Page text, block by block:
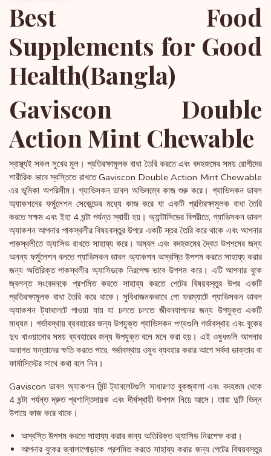
Best Food
Supplements for Good
Health(Bangla)
Gaviscon Double
Action Mint Chewable
স্বাস্থ্যই সকল সুখের মূল। প্রতিরক্ষামূলক বাধা তৈরি করতে এবং বদহজমের সময় রোগীদের
শারীরিক ভাবে স্বস্তিতে রাখতে Gaviscon Double Action Mint Chewable
এর ভূমিকা অপরিসীম। গ্যাভিসকন ডাবল অভিলম্বে কাজ শুরু করে। গ্যাভিসকন ডাবল
অ্যাকশনের ফর্মুলেশন সেকেন্ডের মধ্যে কাজ করে যা একটি প্রতিরক্ষামূলক বাধা তৈরি
করতে সক্ষম এবং ইহা 4 ঘন্টা পর্যন্ত স্থায়ী হয়। অ্যান্টাসিডের বিপরীতে, গ্যাভিসকন ডাবল
অ্যাকশন আপনার পাকস্থলীর বিষয়বস্তুর উপরে একটি স্তর তৈরি করে থাকে এবং আপনার
পাকস্থলীতে অ্যাসিড রাখতে সাহায্য করে। অম্বল এবং বদহজমের দ্বৈত উপশমের জন্য
অনন্য ফর্মুলেশন বলতে গ্যাভিসকন ডাবল অ্যাকশন অস্বস্তি উপশম করতে সাহায্য করার
জন্য অতিরিক্ত পাকস্থলীর অ্যাসিডকে নিরপেক্ষ ভাবে উপশম করে। এটি আপনার বুকে
জ্বলন্ত সংবেদনকে প্রশমিত করতে সাহায্য করতে পেটের বিষয়বস্তুর উপর একটি
প্রতিরক্ষামূলক বাধা তৈরি করে থাকে। সুবিধাজনকভাবে গো ফরম্যাটে গ্যাভিসকন ডাবল
অ্যাকশন ট্যাবলেটে পাওয়া যায় যা চলতে চলতে জীবনযাপনের জন্য উপযুক্ত একটি
মাধ্যম। গর্ভাবস্থায় ব্যবহারের জন্য উপযুক্ত গ্যাভিসকন পণ্যগুলি গর্ভাবস্থায় এবং বুকের
দুধ খাওয়ানোর সময় ব্যবহারের জন্য উপযুক্ত বলে মনে করা হয়। এই ওষুধগুলি আপনার
অনাগত সন্তানের ক্ষতি করতে পারে, গর্ভাবস্থায় ওষুধ ব্যবহার করার আগে সর্বদা ডাক্তার বা
ফার্মাসিস্টের সাথে কথা বলে নিন।
Gaviscon ডাবল অ্যাকশন মিন্ট ট্যাবলেটগুলি সাধারণত বুকজ্বালা এবং বদহজম থেকে
4 ঘন্টা পর্যন্ত দ্রুত প্রশান্তিদায়ক এবং দীর্ঘস্থায়ী উপশম নিয়ে আসে। তারা দুটি ভিন্ন
উপায়ে কাজ করে থাকে।
অস্বস্তি উপশম করতে সাহায্য করার জন্য অতিরিক্ত অ্যাসিড নিরপেক্ষ করা।
আপনার বুকের জ্বালাপোড়াকে প্রশমিত করতে সাহায্য করার জন্য পেটের বিষয়বস্তুর